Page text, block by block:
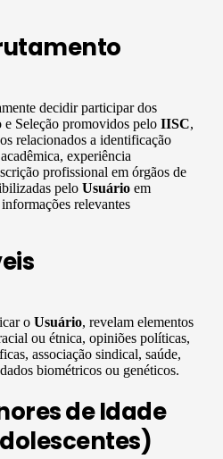
decidir participar dos
e Seleção promovidos pelo IISC,
relacionados a identificação
experiência
profissional em órgãos de
pelo Usuário em
relevantes
o Usuário, revelam elementos
ou étnica, opiniões políticas,
associação sindical, saúde,
biométricos ou genéticos.
de Idade